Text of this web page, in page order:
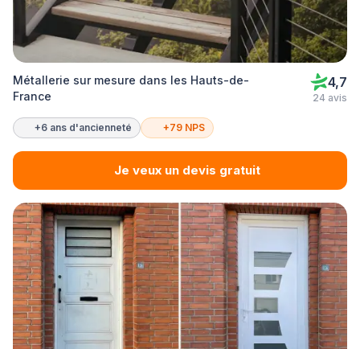
Métallerie sur mesure dans les Hauts-de-
France
4,7
24 avis
+6 ans d'ancienneté +79 NPS
Je veux un devis gratuit